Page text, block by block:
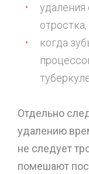
удаления
отростка,
когда
Отдельно
удалению
не следует
помешают